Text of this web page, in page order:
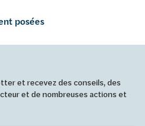
posées
et recevez des conseils, des
et de nombreuses actions et